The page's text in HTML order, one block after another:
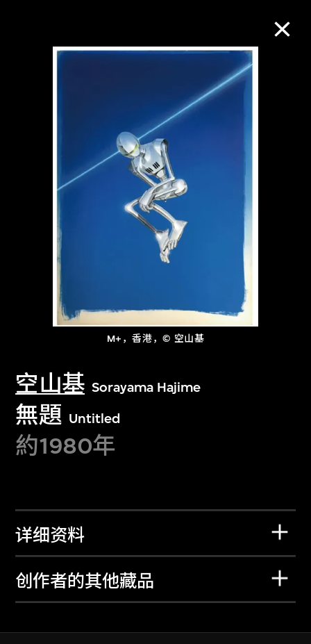
M+，香港，© 空山基
空山基 Sorayama Hajime
無題 Untitled
約1980年
详细资料
创作者的其他藏品
关于M+藏品
探索世界顶级的二十及二十一世纪视觉